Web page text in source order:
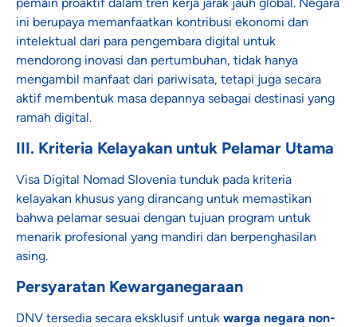
ini berupaya memanfaatkan kontribusi ekonomi dan
intelektual dari para pengembara digital untuk
mendorong inovasi dan pertumbuhan, tidak hanya
mengambil manfaat dari pariwisata, tetapi juga secara
aktif membentuk masa depannya sebagai destinasi yang
ramah digital.
III. Kriteria Kelayakan untuk Pelamar Utama
Visa Digital Nomad Slovenia tunduk pada kriteria
kelayakan khusus yang dirancang untuk memastikan
bahwa pelamar sesuai dengan tujuan program untuk
menarik profesional yang mandiri dan berpenghasilan
asing.
Persyaratan Kewarganegaraan
DNV tersedia secara eksklusif untuk warga negara non-